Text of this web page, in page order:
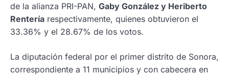
de la alianza PRI-PAN, Gaby González y Heriberto
Rentería respectivamente, quienes obtuvieron el
33.36% y el 28.67% de los votos.
La diputación federal por el primer distrito de Sonora,
correspondiente a 11 municipios y con cabecera en